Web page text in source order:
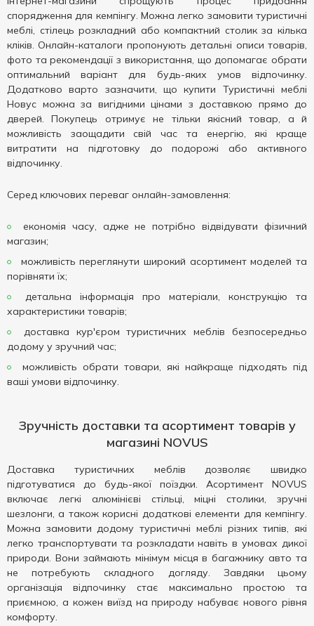
спорядження для кемпінгу. Можна легко замовити туристичні
меблі, стілець розкладний або компактний столик за кілька
кліків. Онлайн-каталоги пропонують детальні описи товарів,
фото та рекомендації з використання, що допомагає обрати
оптимальний варіант для будь-яких умов відпочинку.
Додатково варто зазначити, що купити Туристичні меблі
Новус можна за вигідними цінами з доставкою прямо до
дверей. Покупець отримує не тільки якісний товар, а й
можливість заощадити свій час та енергію, які краще
витратити на підготовку до подорожі або активного
відпочинку.
Серед ключових переваг онлайн-замовлення:
економія часу, адже не потрібно відвідувати фізичний
магазин;
можливість переглянути широкий асортимент моделей та
порівняти їх;
детальна інформація про матеріали, конструкцію та
характеристики товарів;
доставка кур'єром туристичних меблів безпосередньо
додому у зручний час;
можливість обрати товари, які найкраще підходять під
ваші умови відпочинку.
Зручність доставки та асортимент товарів у
магазині NOVUS
Доставка туристичних меблів дозволяє швидко
підготуватися до будь-якої поїздки. Асортимент NOVUS
включає легкі алюмінієві стільці, міцні столики, зручні
шезлонги, а також корисні додаткові елементи для кемпінгу.
Можна замовити додому туристичні меблі різних типів, які
легко транспортувати та розкладати навіть в умовах дикої
природи. Вони займають мінімум місця в багажнику авто та
не потребують складного догляду. Завдяки цьому
організація відпочинку стає максимально простою та
приємною, а кожен виїзд на природу набуває нового рівня
комфорту.